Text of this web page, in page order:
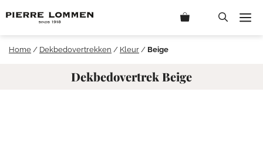
naar
Home / Dekbedovertrekken / Kleur / Beige
Dekbedovertrek Beige